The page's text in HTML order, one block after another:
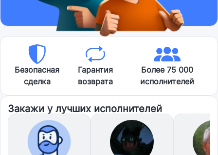
Безопасная
сделка
Гарантия
возврата
Более 75 000
исполнителей
Закажи у лучших исполнителей